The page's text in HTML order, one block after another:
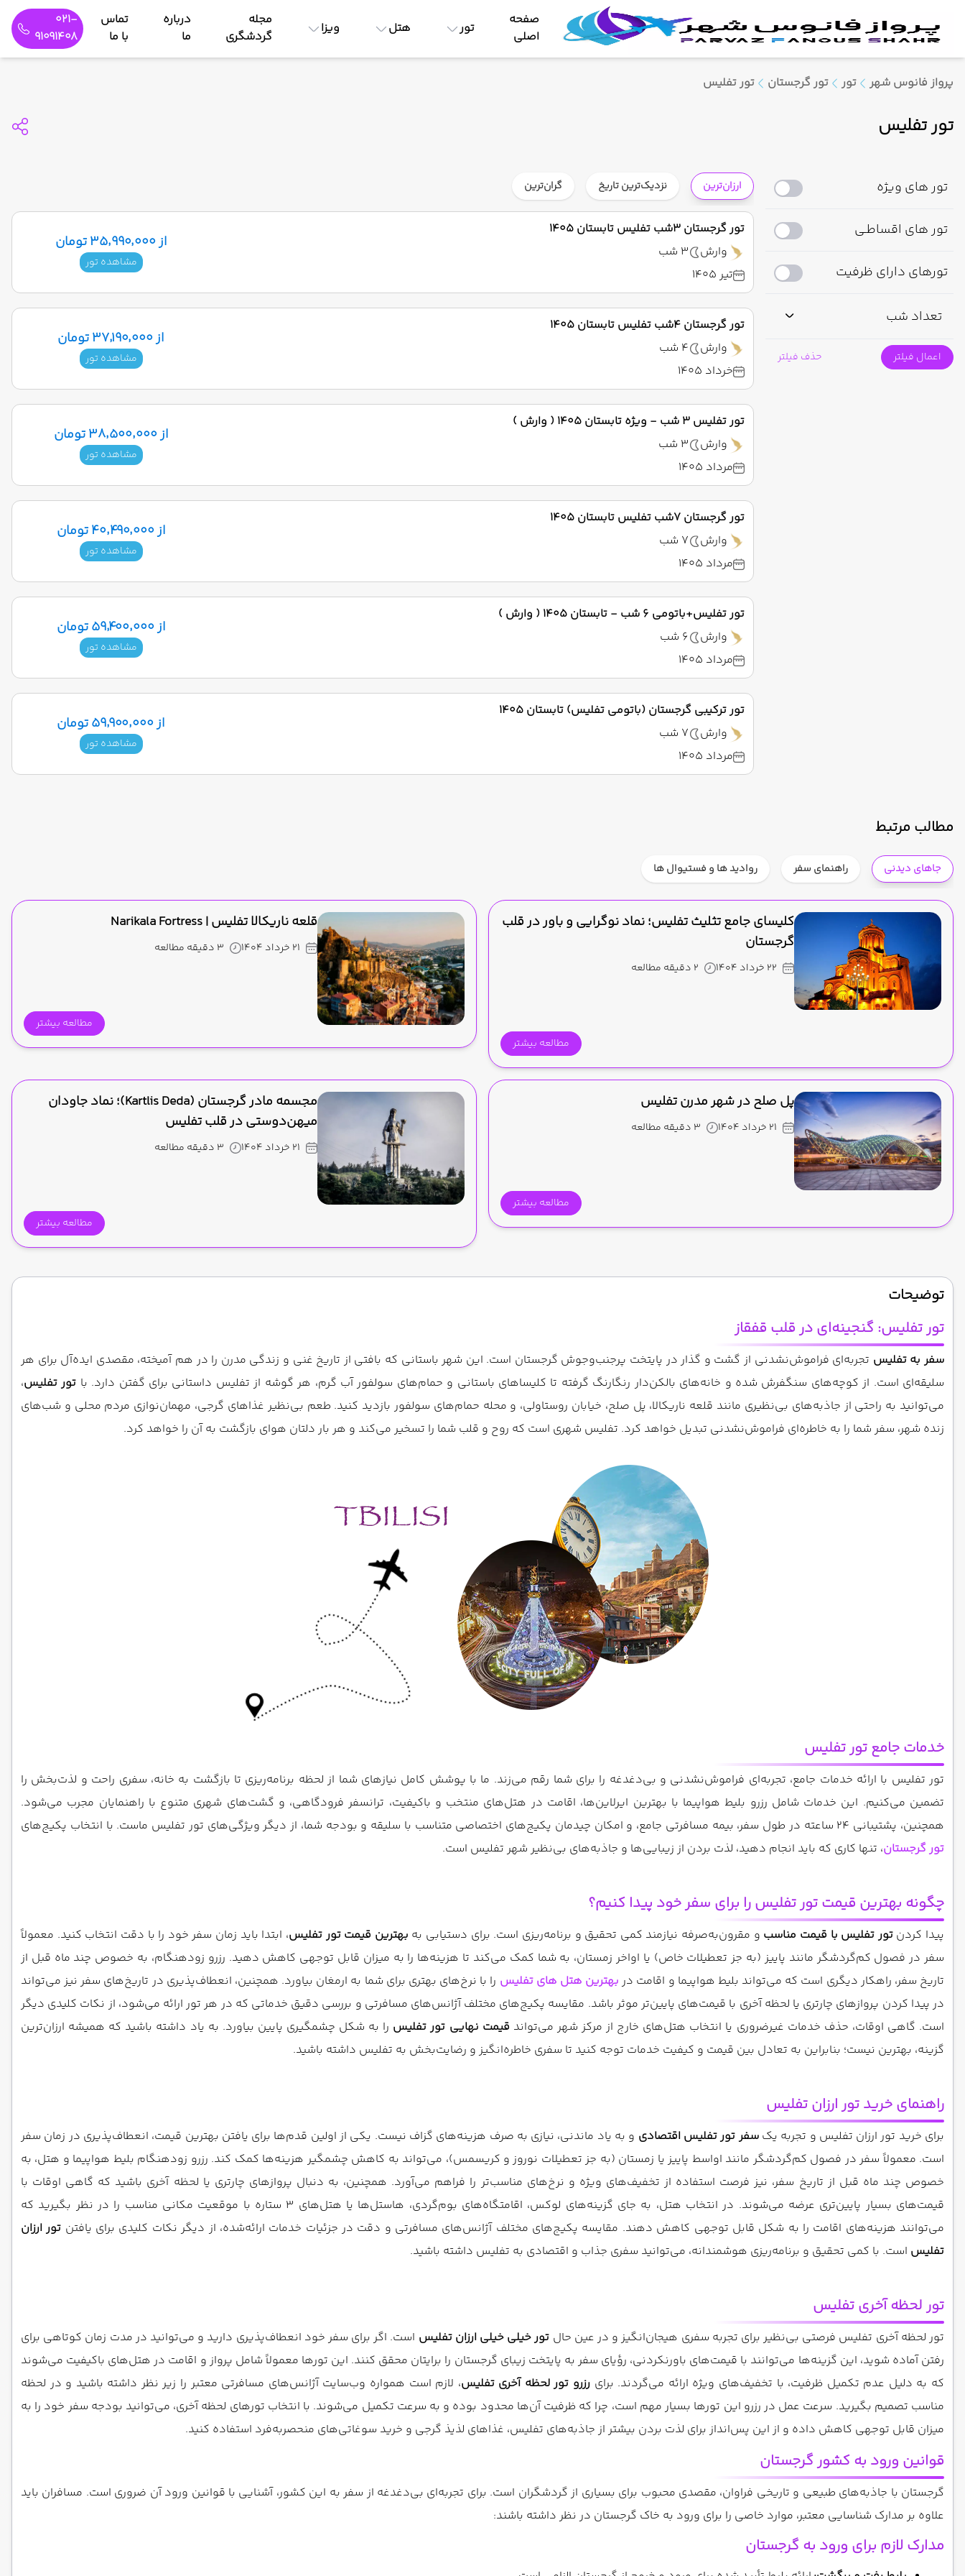
صفحه
اصلی
تور هتل ویزا
مجله
گردشگری
درباره
ما
تماس
با ما
021-
91091408
پرواز فانوس شهر تور تور گرجستان تور تفلیس
تور تفلیس
تور های ویژه
تور های اقساطـی
تورهای دارای ظرفیت
تعداد شب
اعمال فیلتر حذف فیلتر
ارزان‌ترین نزدیک‌ترین تاریخ گران‌ترین
تور گرجستان 3شب تفلیس تابستان 1405
وارش
3 شب
تیر 1405
از ۳۵٬۹۹۰٬۰۰۰ تومان
مشاهده تور
تور گرجستان 4شب تفلیس تابستان 1405
وارش
4 شب
خرداد 1405
از ۳۷٬۱۹۰٬۰۰۰ تومان
مشاهده تور
تور تفلیس 3 شب - ویژه تابستان 1405 ( وارش )
وارش
3 شب
مرداد 1405
از ۳۸٬۵۰۰٬۰۰۰ تومان
مشاهده تور
تور گرجستان 7شب تفلیس تابستان 1405
وارش
7 شب
مرداد 1405
از ۴۰٬۴۹۰٬۰۰۰ تومان
مشاهده تور
تور تفلیس+باتومی 6 شب - تابستان 1405 ( وارش )
وارش
6 شب
مرداد 1405
از ۵۹٬۴۰۰٬۰۰۰ تومان
مشاهده تور
تور ترکیبی گرجستان (باتومی تفلیس) تابستان 1405
وارش
7 شب
مرداد 1405
از ۵۹٬۹۰۰٬۰۰۰ تومان
مشاهده تور
مطالب مرتبط
جاهای دیدنی راهنمای سفر روادید ها و فستیوال ها
کلیسای جامع تثلیث تفلیس؛ نماد نوگرایی و باور در قلب
گرجستان
22 خرداد 1404 2 دقیقه مطالعه
مطالعه بیشتر
قلعه ناریکالا تفلیس | Narikala Fortress
21 خرداد 1404 3 دقیقه مطالعه
مطالعه بیشتر
پل صلح در شهر مدرن تفلیس
21 خرداد 1404 3 دقیقه مطالعه
مطالعه بیشتر
مجسمه مادر گرجستان (Kartlis Deda)؛ نماد جاودان
میهن‌دوستی در قلب تفلیس
21 خرداد 1404 3 دقیقه مطالعه
مطالعه بیشتر
توضیحات
تور تفلیس: گنجینه‌ای در قلب قفقاز
سفر به تفلیس تجربه‌ای فراموش‌نشدنی از گشت و گذار در پایتخت پرجنب‌وجوش گرجستان است. این شهر باستانی که بافتی از تاریخ غنی و زندگی مدرن را در هم آمیخته، مقصدی ایده‌آل برای هر
سلیقه‌ای است. از کوچه‌های سنگفرش شده و خانه‌های بالکن‌دار رنگارنگ گرفته تا کلیساهای باستانی و حمام‌های سولفور آب گرم، هر گوشه از تفلیس داستانی برای گفتن دارد. با تور تفلیس،
می‌توانید به راحتی از جاذبه‌های بی‌نظیری مانند قلعه ناریکالا، پل صلح، خیابان روستاولی، و محله حمام‌های سولفور بازدید کنید. طعم بی‌نظیر غذاهای گرجی، مهمان‌نوازی مردم محلی و شب‌های
زنده شهر، سفر شما را به خاطره‌ای فراموش‌نشدنی تبدیل خواهد کرد. تفلیس شهری است که روح و قلب شما را تسخیر می‌کند و هر بار دلتان هوای بازگشت به آن را خواهد کرد.
خدمات جامع تور تفلیس
تور تفلیس با ارائه خدمات جامع، تجربه‌ای فراموش‌نشدنی و بی‌دغدغه را برای شما رقم می‌زند. ما با پوشش کامل نیازهای شما از لحظه برنامه‌ریزی تا بازگشت به خانه، سفری راحت و لذت‌بخش را
تضمین می‌کنیم. این خدمات شامل رزرو بلیط هواپیما با بهترین ایرلاین‌ها، اقامت در هتل‌های منتخب و باکیفیت، ترانسفر فرودگاهی، و گشت‌های شهری متنوع با راهنمایان مجرب می‌شود.
همچنین، پشتیبانی 24 ساعته در طول سفر، بیمه مسافرتی جامع، و امکان چیدمان پکیج‌های اختصاصی متناسب با سلیقه و بودجه شما، از دیگر ویژگی‌های تور تفلیس ماست. با انتخاب پکیج‌های
تور گرجستان، تنها کاری که باید انجام دهید، لذت بردن از زیبایی‌ها و جاذبه‌های بی‌نظیر شهر تفلیس است.
چگونه بهترین قیمت تور تفلیس را برای سفر خود پیدا کنیم؟
پیدا کردنتور تفلیس با قیمت مناسب و مقرون‌به‌صرفه نیازمند کمی تحقیق و برنامه‌ریزی است. برای دستیابی به بهترین قیمت تور تفلیس، ابتدا باید زمان سفر خود را با دقت انتخاب کنید. معمولاً
سفر در فصول کم‌گردشگر مانند پاییز (به جز تعطیلات خاص) یا اواخر زمستان، به شما کمک می‌کند تا هزینه‌ها را به میزان قابل توجهی کاهش دهید. رزرو زودهنگام، به خصوص چند ماه قبل از
تاریخ سفر، راهکار دیگری است که می‌تواند بلیط هواپیما و اقامت دربهترین هتل های تفلیس را با نرخ‌های بهتری برای شما به ارمغان بیاورد. همچنین، انعطاف‌پذیری در تاریخ‌های سفر نیز می‌تواند
در پیدا کردن پروازهای چارتری یا لحظه آخری با قیمت‌های پایین‌تر موثر باشد. مقایسه پکیج‌های مختلف آژانس‌های مسافرتی و بررسی دقیق خدماتی که در هر تور ارائه می‌شود، از نکات کلیدی دیگر
است. گاهی اوقات، حذف خدمات غیرضروری یا انتخاب هتل‌های خارج از مرکز شهر می‌تواند قیمت نهایی تور تفلیس را به شکل چشمگیری پایین بیاورد. به یاد داشته باشید که همیشه ارزان‌ترین
گزینه، بهترین نیست؛ بنابراین به تعادل بین قیمت و کیفیت خدمات توجه کنید تا سفری خاطره‌انگیز و رضایت‌بخش به تفلیس داشته باشید.
راهنمای خرید تور ارزان تفلیس
برای خرید تور ارزان تفلیس و تجربه یکسفر تور تفلیس اقتصادی و به یاد ماندنی، نیازی به صرف هزینه‌های گزاف نیست. یکی از اولین قدم‌ها برای یافتن بهترین قیمت، انعطاف‌پذیری در زمان سفر
است. معمولاً سفر در فصول کم‌گردشگر مانند اواسط پاییز یا زمستان (به جز تعطیلات نوروز و کریسمس)، می‌تواند به کاهش چشمگیر هزینه‌ها کمک کند. رزرو زودهنگام بلیط هواپیما و هتل، به
خصوص چند ماه قبل از تاریخ سفر، نیز فرصت استفاده از تخفیف‌های ویژه و نرخ‌های مناسب‌تر را فراهم می‌آورد. همچنین، به دنبال پروازهای چارتری یا لحظه آخری باشید که گاهی اوقات با
قیمت‌های بسیار پایین‌تری عرضه می‌شوند. در انتخاب هتل، به جای گزینه‌های لوکس، اقامتگاه‌های بوم‌گردی، هاستل‌ها یا هتل‌های ۳ ستاره با موقعیت مکانی مناسب را در نظر بگیرید که
می‌توانند هزینه‌های اقامت را به شکل قابل توجهی کاهش دهند. مقایسه پکیج‌های مختلف آژانس‌های مسافرتی و دقت در جزئیات خدمات ارائه‌شده، از دیگر نکات کلیدی برای یافتن تور ارزان
تفلیس است. با کمی تحقیق و برنامه‌ریزی هوشمندانه، می‌توانید سفری جذاب و اقتصادی به تفلیس داشته باشید.
تور لحظه آخری تفلیس
تور لحظه آخری تفلیس فرصتی بی‌نظیر برای تجربه سفری هیجان‌انگیز و در عین حال تور خیلی خیلی ارزان تفلیس است. اگر برای سفر خود انعطاف‌پذیری دارید و می‌توانید در مدت زمان کوتاهی برای
رفتن آماده شوید، این گزینه‌ها می‌توانند با قیمت‌های باورنکردنی، رؤیای سفر به پایتخت زیبای گرجستان را برایتان محقق کنند. این تورها معمولاً شامل پرواز و اقامت در هتل‌های باکیفیت می‌شوند
که به دلیل عدم تکمیل ظرفیت، با تخفیف‌های ویژه ارائه می‌گردند. برای رزرو تور لحظه آخری تفلیس، لازم است همواره وب‌سایت آژانس‌های مسافرتی معتبر را زیر نظر داشته باشید و در لحظه
مناسب تصمیم بگیرید. سرعت عمل در رزرو این تورها بسیار مهم است، چرا که ظرفیت آن‌ها محدود بوده و به سرعت تکمیل می‌شوند. با انتخاب تورهای لحظه آخری، می‌توانید بودجه سفر خود را به
میزان قابل توجهی کاهش داده و از این پس‌انداز برای لذت بردن بیشتر از جاذبه‌های تفلیس، غذاهای لذیذ گرجی و خرید سوغاتی‌های منحصربه‌فرد استفاده کنید.
قوانین ورود به کشور گرجستان
گرجستان با جاذبه‌های طبیعی و تاریخی فراوان، مقصدی محبوب برای بسیاری از گردشگران است. برای تجربه‌ای بی‌دغدغه از سفر به این کشور، آشنایی با قوانین ورود آن ضروری است. مسافران باید
علاوه بر مدارک شناسایی معتبر، موارد خاصی را برای ورود به خاک گرجستان در نظر داشته باشند:
مدارک لازم برای ورود به گرجستان